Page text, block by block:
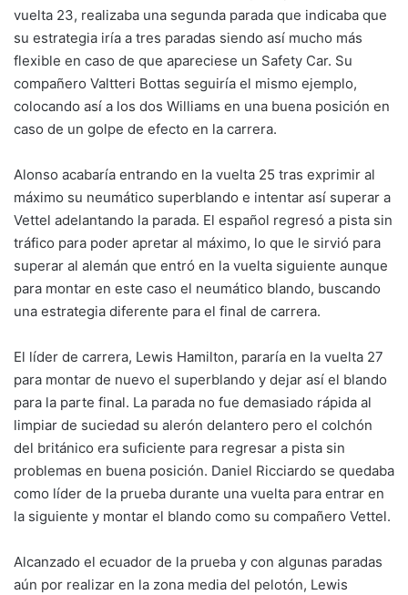
vuelta 23, realizaba una segunda parada que indicaba que
su estrategia iría a tres paradas siendo así mucho más
flexible en caso de que apareciese un Safety Car. Su
compañero Valtteri Bottas seguiría el mismo ejemplo,
colocando así a los dos Williams en una buena posición en
caso de un golpe de efecto en la carrera.
Alonso acabaría entrando en la vuelta 25 tras exprimir al
máximo su neumático superblando e intentar así superar a
Vettel adelantando la parada. El español regresó a pista sin
tráfico para poder apretar al máximo, lo que le sirvió para
superar al alemán que entró en la vuelta siguiente aunque
para montar en este caso el neumático blando, buscando
una estrategia diferente para el final de carrera.
El líder de carrera, Lewis Hamilton, pararía en la vuelta 27
para montar de nuevo el superblando y dejar así el blando
para la parte final. La parada no fue demasiado rápida al
limpiar de suciedad su alerón delantero pero el colchón
del británico era suficiente para regresar a pista sin
problemas en buena posición. Daniel Ricciardo se quedaba
como líder de la prueba durante una vuelta para entrar en
la siguiente y montar el blando como su compañero Vettel.
Alcanzado el ecuador de la prueba y con algunas paradas
aún por realizar en la zona media del pelotón, Lewis